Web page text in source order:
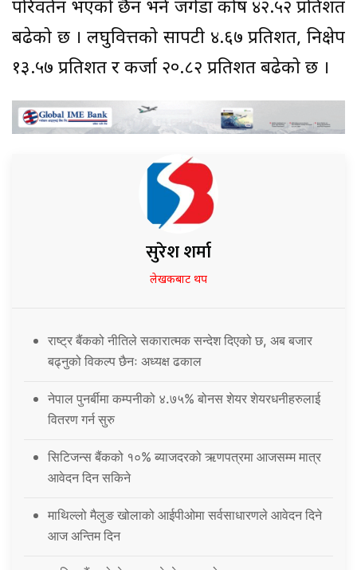
परिवर्तन भएको छैन भने जगेडा कोष ४२.५२ प्रतिशत
बढेको छ । लघुवित्तको सापटी ४.६७ प्रतिशत, निक्षेप
१३.५७ प्रतिशत र कर्जा २०.८२ प्रतिशत बढेको छ ।
सुरेश शर्मा
लेखकबाट थप
राष्ट्र बैंकको नीतिले सकारात्मक सन्देश दिएको छ, अब बजार
बढ्नुको विकल्प छैनः अध्यक्ष ढकाल
नेपाल पुनर्बीमा कम्पनीको ४.७५% बोनस शेयर शेयरधनीहरुलाई
वितरण गर्न सुरु
सिटिजन्स बैंकको १०% ब्याजदरको ऋणपत्रमा आजसम्म मात्र
आवेदन दिन सकिने
माथिल्लो मैलुङ खोलाको आईपीओमा सर्वसाधारणले आवेदन दिने
आज अन्तिम दिन